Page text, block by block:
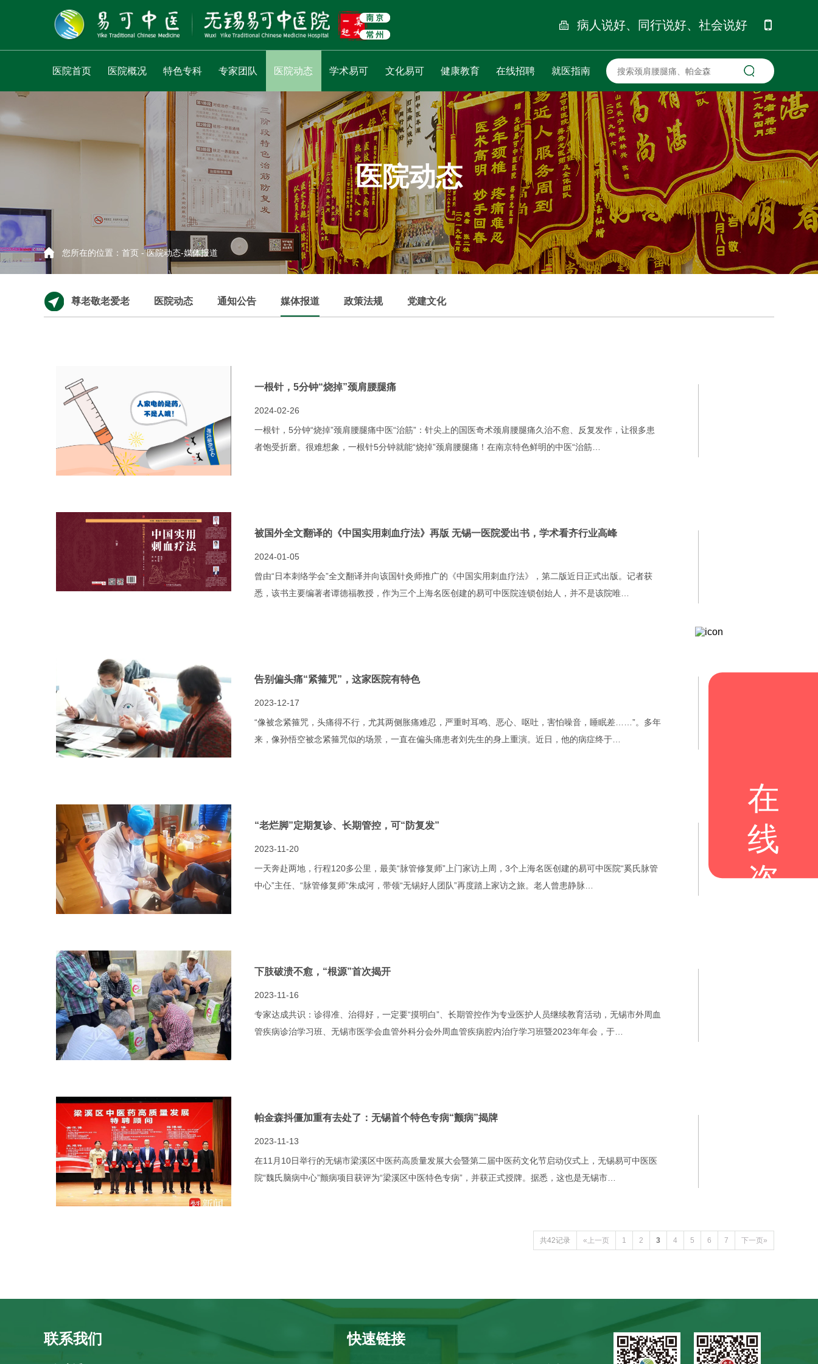
病人说好、同行说好、社会说好
医院首页 医院概况 特色专科 专家团队 医院动态 学术易可 文化易可 健康教育 在线招聘 就医指南
医院动态
您所在的位置： 首页 -医院动态-媒体报道
尊老敬老爱老 医院动态 通知公告 媒体报道 政策法规 党建文化
一根针，5分钟“烧掉”颈肩腰腿痛
2024-02-26
一根针，5分钟“烧掉”颈肩腰腿痛中医“治筋”：针尖上的国医奇术颈肩腰腿痛久治不愈、反复发作，让很多患
者饱受折磨。很难想象，一根针5分钟就能“烧掉”颈肩腰腿痛！在南京特色鲜明的中医“治筋…
被国外全文翻译的《中国实用刺血疗法》再版 无锡一医院爱出书，学术看齐行业高峰
2024-01-05
曾由“日本刺络学会”全文翻译并向该国针灸师推广的《中国实用刺血疗法》，第二版近日正式出版。记者获
悉，该书主要编著者谭德福教授，作为三个上海名医创建的易可中医院连锁创始人，并不是该院唯…
告别偏头痛“紧箍咒”，这家医院有特色
2023-12-17
“像被念紧箍咒，头痛得不行，尤其两侧胀痛难忍，严重时耳鸣、恶心、呕吐，害怕噪音，睡眠差……”。多年
来，像孙悟空被念紧箍咒似的场景，一直在偏头痛患者刘先生的身上重演。近日，他的病症终于…
“老烂脚”定期复诊、长期管控，可“防复发”
2023-11-20
一天奔赴两地，行程120多公里，最美“脉管修复师”上门家访上周，3个上海名医创建的易可中医院“奚氏脉管
中心”主任、“脉管修复师”朱成河，带领“无锡好人团队”再度踏上家访之旅。老人曾患静脉…
​下肢破溃不愈，“根源”首次揭开
2023-11-16
专家达成共识：诊得准、治得好，一定要“摸明白”、长期管控作为专业医护人员继续教育活动，无锡市外周血
管疾病诊治学习班、无锡市医学会血管外科分会外周血管疾病腔内治疗学习班暨2023年年会，于…
帕金森抖僵加重有去处了：无锡首个特色专病“颤病”揭牌
2023-11-13
在11月10日举行的无锡市梁溪区中医药高质量发展大会暨第二届中医药文化节启动仪式上，无锡易可中医医
院“魏氏脑病中心”颤病项目获评为“梁溪区中医特色专病”，并获正式授牌。据悉，这也是无锡市…
共42记录 «上一页 1 2 3 4 5 6 7 下一页»
联系我们 快速链接
在
线
咨